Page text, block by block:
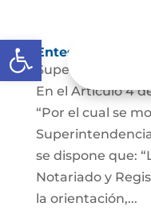
Abrir barra de
Entes y
En el Artículo 4
“Por el cual se
se dispone que:
Notariado y
la orientación,...